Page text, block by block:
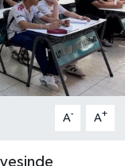
A- A+